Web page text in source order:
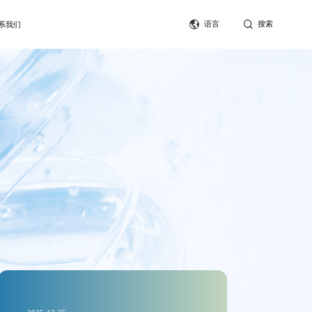
我们 语言 搜索